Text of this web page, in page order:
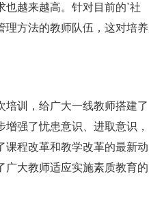
越来越高。针对目前的`社
理方法的教师队伍，这对培养
训，给广大一线教师搭建了
强了忧患意识、进取意识，
课程改革和教学改革的最新动
广大教师适应实施素质教育的